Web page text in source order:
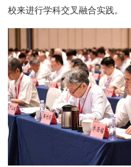
校来进行学科交叉融合实践。